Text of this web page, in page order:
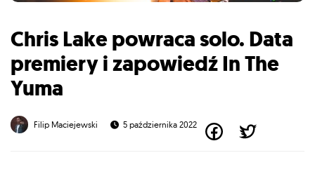
Chris Lake powraca solo. Data
premiery i zapowiedź In The
Yuma
Filip Maciejewski 5 października 2022